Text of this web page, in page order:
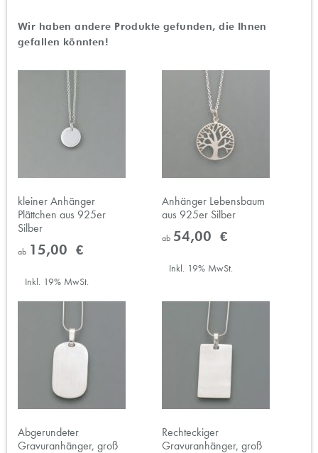
Wir haben andere Produkte gefunden, die Ihnen
gefallen könnten!
kleiner Anhänger
Plättchen aus 925er
Silber
ab 15,00 €
Inkl. 19% MwSt.
Anhänger Lebensbaum
aus 925er Silber
ab 54,00 €
Inkl. 19% MwSt.
Abgerundeter
Gravuranhänger, groß
Rechteckiger
Gravuranhänger, groß